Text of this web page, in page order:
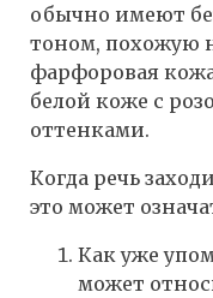
обычно имеют
тоном, похожую
фарфоровая
белой коже с
оттенками.
Когда речь
это может
Как уже
может